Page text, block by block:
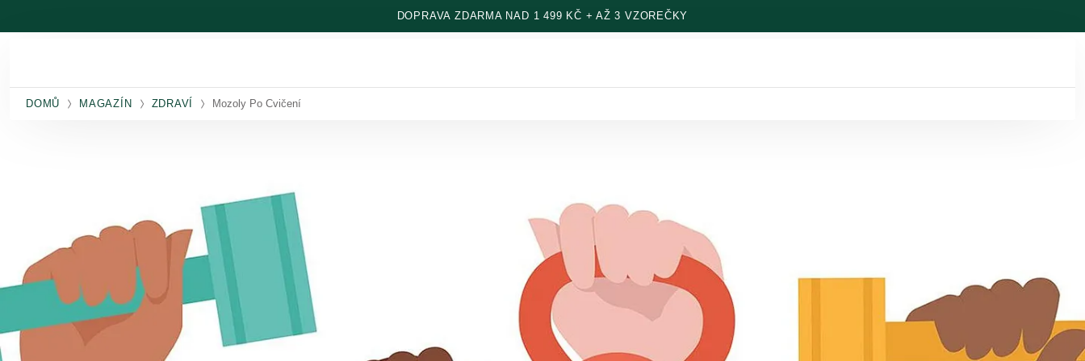
DOPRAVA ZDARMA NAD 1 499 KČ + AŽ 3 VZOREČKY
DOMŮ MAGAZÍN ZDRAVÍ Mozoly Po Cvičení